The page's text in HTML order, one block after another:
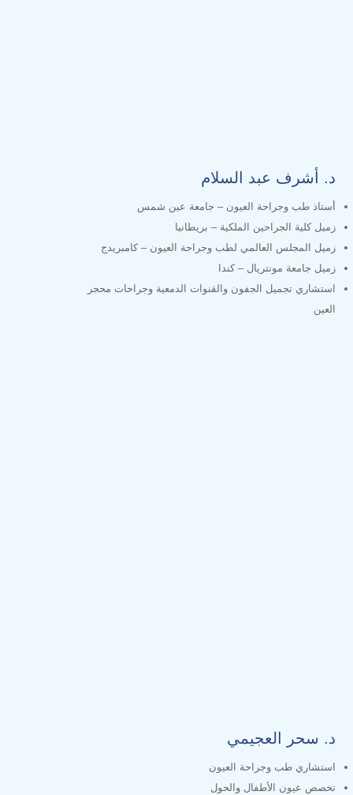
د. أشرف عبد السلام
أستاذ طب وجراحة العيون – جامعة عين شمس
زميل كلية الجراحين الملكية – بريطانيا
زميل المجلس العالمي لطب وجراحة العيون – كامبريدج
زميل جامعة مونتريال – كندا
استشاري تجميل الجفون والقنوات الدمعية وجراحات محجر
العين
د. سحر العجيمي
استشاري طب وجراحة العيون
تخصص عيون الأطفال والحول